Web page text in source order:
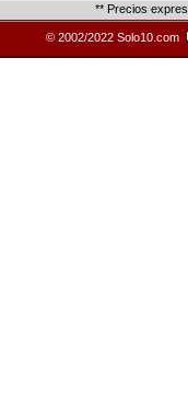
** Precios
© 2002/2022 Solo10.com